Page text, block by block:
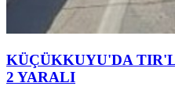
KÜÇÜKKUYU'DA
2 YARALI